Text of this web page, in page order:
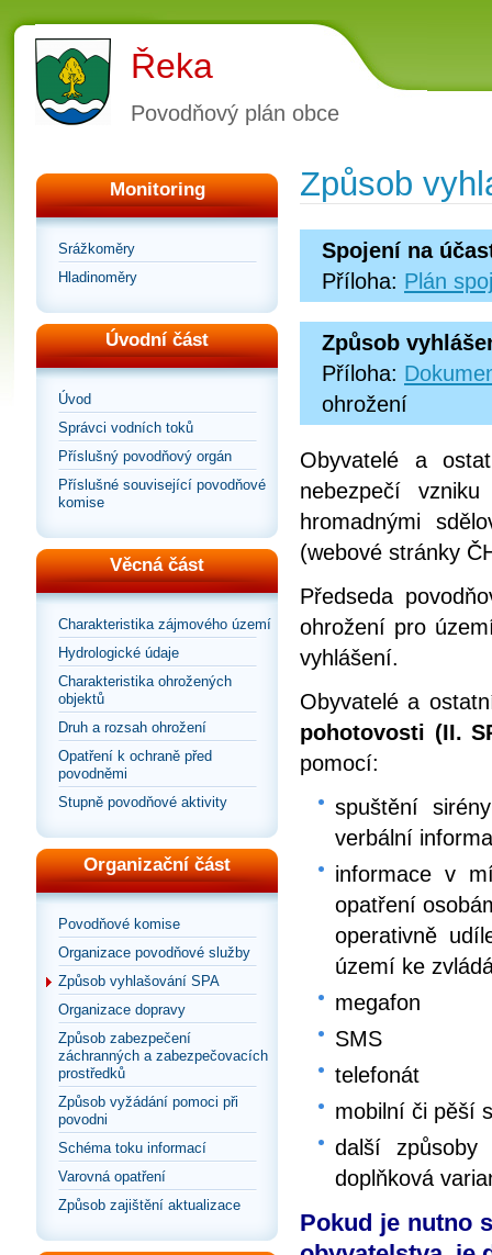
Řeka
Povodňový plán obce
Monitoring
Srážkoměry
Hladinoměry
Úvodní část
Úvod
Správci vodních toků
Příslušný povodňový orgán
Příslušné související povodňové
komise
Věcná část
Charakteristika zájmového území
Hydrologické údaje
Charakteristika ohrožených
objektů
Druh a rozsah ohrožení
Opatření k ochraně před
povodněmi
Stupně povodňové aktivity
Organizační část
Povodňové komise
Organizace povodňové služby
Způsob vyhlašování SPA
Organizace dopravy
Způsob zabezpečení
záchranných a zabezpečovacích
prostředků
Způsob vyžádání pomoci při
povodni
Schéma toku informací
Varovná opatření
Způsob zajištění aktualizace
Způsob
Spojení na
Příloha: Plán
Způsob
Příloha:
ohrožení
Obyvatelé a
nebezpečí
hromadnými
(webové stránky
Předseda
ohrožení pro
vyhlášení.
Obyvatelé a
pohotovosti (II.
pomocí:
spuštění
verbální
informace v
opatření
operativně
území ke
megafon
SMS
telefonát
mobilní či pěší
další
doplňková
Pokud je nutno